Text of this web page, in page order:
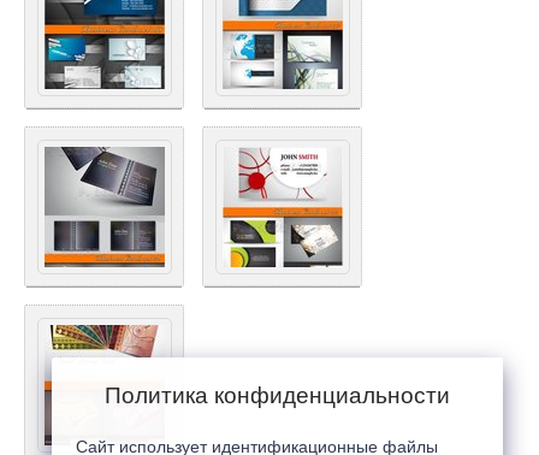
Политика конфиденциальности
Сайт использует идентификационные файлы